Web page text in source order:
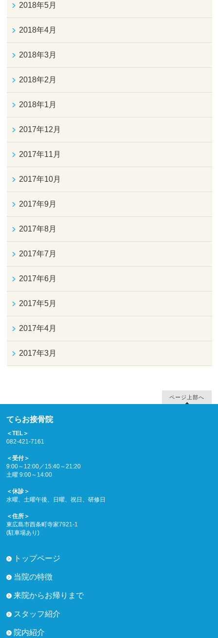
2018年5月
2018年4月
2018年3月
2018年2月
2018年1月
2017年12月
2017年11月
2017年10月
2017年9月
2017年8月
2017年7月
2017年6月
2017年5月
2017年4月
2017年3月
ページ上部へ
てらお接骨院
＜TEL＞
082-421-7161
＜受付＞
9:00～12:00／15:40～21:20
土曜 9:00～14:00
＜休診＞
水曜、土曜午後、日曜、祝日、研修日
＜住所＞
東広島市西条町寺家7921-1
(駐車場あり)
トップページ
当院の特徴
来院からお帰りまで
スタッフ紹介
院内紹介